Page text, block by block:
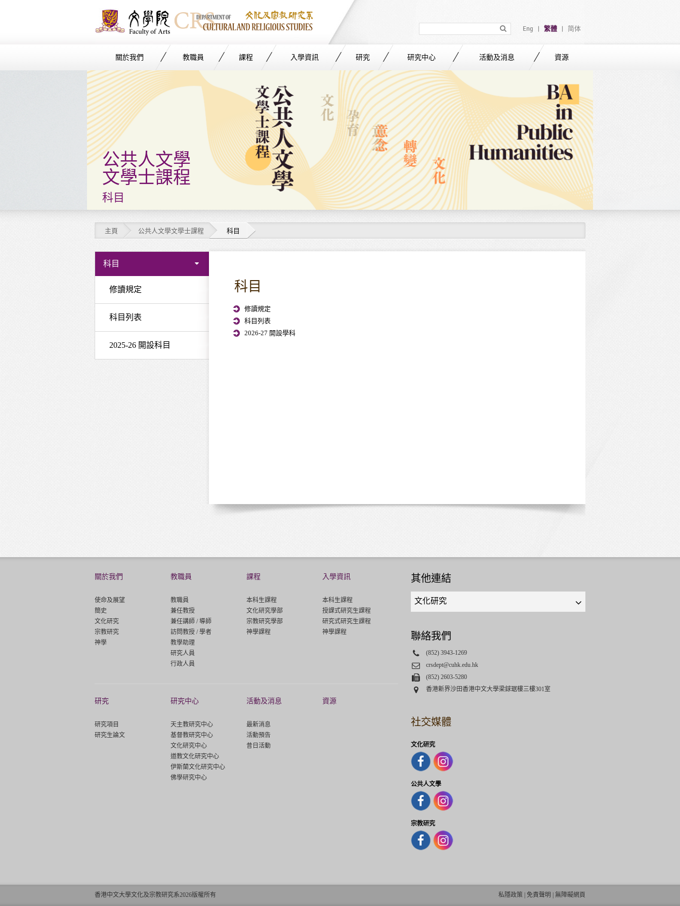
in
Eng 繁體 简体
關於我們 教職員 課程 入學資訊 研究 研究中心 活動及消息
資源
公共人文學
文學士課程
科目
主頁 公共人文學文學士課程 科目
公
人
文
科目
修讀規定
科目列表
2025-26 開設科目
科目
修讀規定
科目列表
2026-27 開設學科
關於我們
使命及展望
簡史
文化研究
宗教研究
神學
教職員
教職員
兼任教授
兼任講師 / 導師
訪問教授 / 學者
教學助理
研究人員
行政人員
課程
本科生課程
文化研究學部
宗教研究學部
神學課程
入學資訊
本科生課程
授課式研究生課程
研究式研究生課程
神學課程
研究
研究項目
研究生論文
研究中心
天主教研究中心
基督教研究中心
文化研究中心
道教文化研究中心
伊斯蘭文化研究中心
佛學研究中心
活動及消息
最新消息
活動預告
昔日活動
資源
其他連結
Quick
links
select
文化研究
聯絡我們
Phone
(852) 3943-1269
Email
crsdept@cuhk.edu.hk
Fax(852) 2603-5280
Address
香港新界沙田香港中文大學梁銶琚樓三樓301室
社交媒體
文化研究
公共人文學
宗教研究
香港中文大學文化及宗教研究系2026版權所有 私隱政策 免責聲明 無障礙網頁